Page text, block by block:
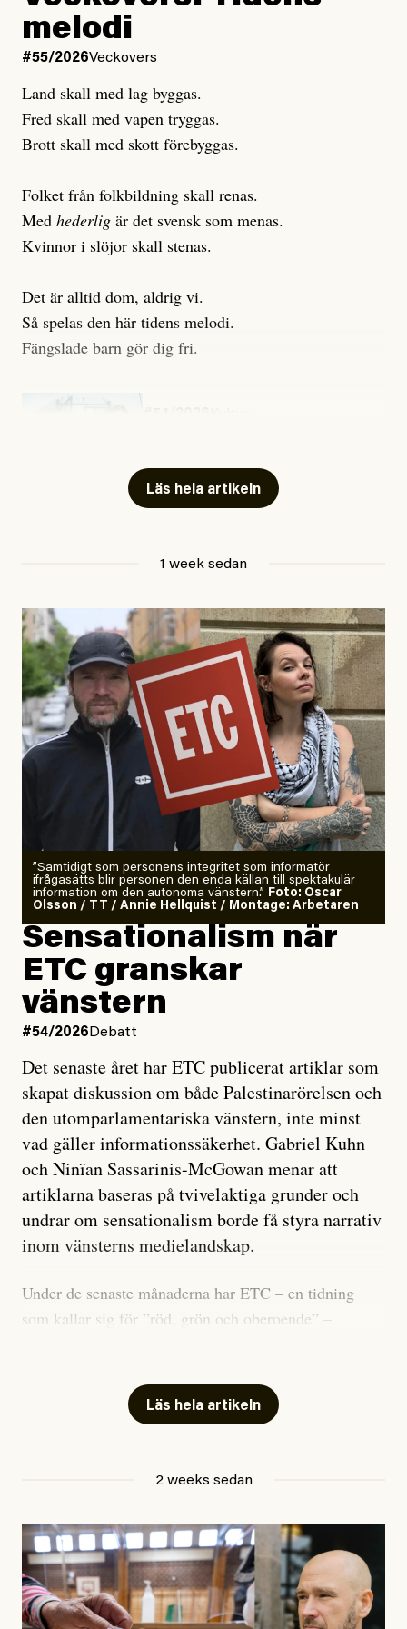
Uppdaterad7 August, 2026
Uppdaterad3 August, 2026
melodi
#55/2026Veckovers
Land skall med lag byggas.
Fred skall med vapen tryggas.
Brott skall med skott förebyggas.
Folket från folkbildning skall renas.
Med hederlig är det svensk som menas.
Kvinnor i slöjor skall stenas.
Det är alltid dom, aldrig vi.
Så spelas den här tidens melodi.
Fängslade barn gör dig fri.
Läs hela artikeln
1 week sedan
”Samtidigt som personens integritet som informatör
ifrågasätts blir personen den enda källan till spektakulär
information om den autonoma vänstern.” Foto: Oscar
Olsson / TT / Annie Hellquist / Montage: Arbetaren
Sensationalism när
ETC granskar
vänstern
#54/2026 Debatt
Det senaste året har ETC publicerat artiklar som
skapat diskussion om både Palestinarörelsen och
den utomparlamentariska vänstern, inte minst
vad gäller informationssäkerhet. Gabriel Kuhn
och Ninïan Sassarinis-McGowan menar att
artiklarna baseras på tvivelaktiga grunder och
undrar om sensationalism borde få styra narrativ
inom vänsterns medielandskap.
Under de senaste månaderna har ETC – en tidning
som kallar sig för ”röd, grön och oberoende” –
skriver för? Vad betyder det att vara en ”röd, grön och
oberoende” tidning? Och vad är egentligen bra
utpekas som israelisk infiltratör”. Enligt ingressen
handlar artikeln om en person vars ”bakgrund skapar
splittring och oro i rörelsen”. Problemet är att artikeln
skapar betydligt mer oro i palestinarörelsen – och den
Läs hela artikeln
2 weeks sedan